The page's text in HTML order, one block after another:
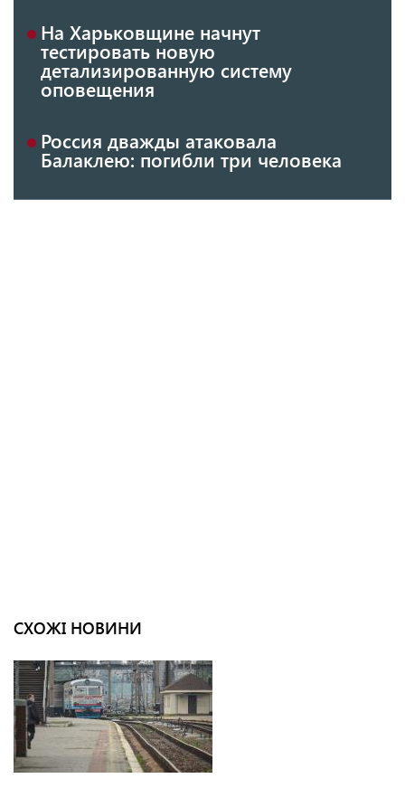
На Харьковщине начнут
тестировать новую
детализированную систему
оповещения
Россия дважды атаковала
Балаклею: погибли три человека
СХОЖІ НОВИНИ